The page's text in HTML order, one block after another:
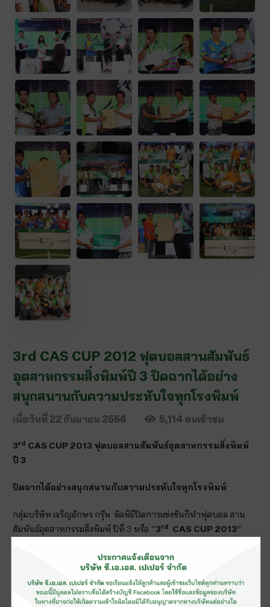
3rd CAS CUP 2012 ฟุตบอลสานสัมพันธ์
อุตสาหกรรมสิ่งพิมพ์ปี 3 ปิดฉากได้อย่าง
สนุกสนานกับความประทับใจทุกโรงพิมพ์
เมื่อวันที่ 22 กันยายน 2556 5,114 คนเข้าชม
3rd CAS CUP 2013 ฟุตบอลสานสัมพันธ์อุตสาหกรรมสิ่งพิมพ์
ปี 3
ปิดฉากได้อย่างสนุกสนานกับความประทับใจทุกโรงพิมพ์
กลุ่มบริษัท เจริญอักษร กรุ๊พ จัดพิธีปิดการแข่งขันกีฬาฟุตบอล สาน
สัมพันธ์อุตสาหกรรมสิ่งพิมพ์ ปีที่ 3 หรือ “3rd CAS CUP 2013”
น. ณ สนามฟุตซอล สินสาคร เอฟซี ปาร์ค นิคมอุตสาหกรรมสินสาคร
โดยมี คุณโฉมบังอร ดารารัตนโรจน์ ผู้ช่วยกรรมการผู้จัดการ กลุ่ม
บริษัทเจริญอักษร กรุ๊พ เป็นประธานในพิธี และผู้บริหารกลุ่มบริษัท
เจริญอักษร กรุ๊พ รวมทั้ง ผู้บริหารและพนักงานของอุตสาหกรรมสิ่ง